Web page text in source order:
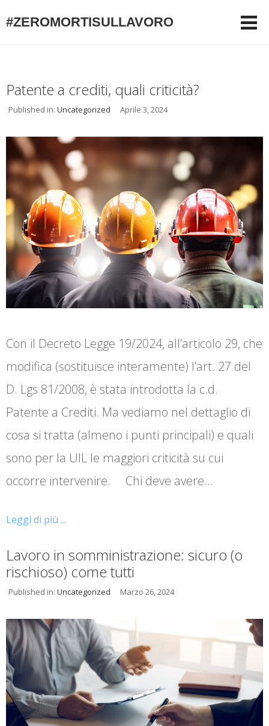
#ZEROMORTISULLAVORO
Patente a crediti, quali criticità?
Published in: Uncategorized Aprile 3, 2024
Con il Decreto Legge 19/2024, all’articolo 29, che
modifica (sostituisce interamente) l’art. 27 del
D. Lgs 81/2008, è stata introdotta la c.d.
Patente a Crediti. Ma vediamo nel dettaglio di
cosa si tratta (almeno i punti principali) e quali
sono per la UIL le maggiori criticità su cui
occorre intervenire. Chi deve avere…
Leggi di più ...
Lavoro in somministrazione: sicuro (o
rischioso) come tutti
Published in: Uncategorized Marzo 26, 2024